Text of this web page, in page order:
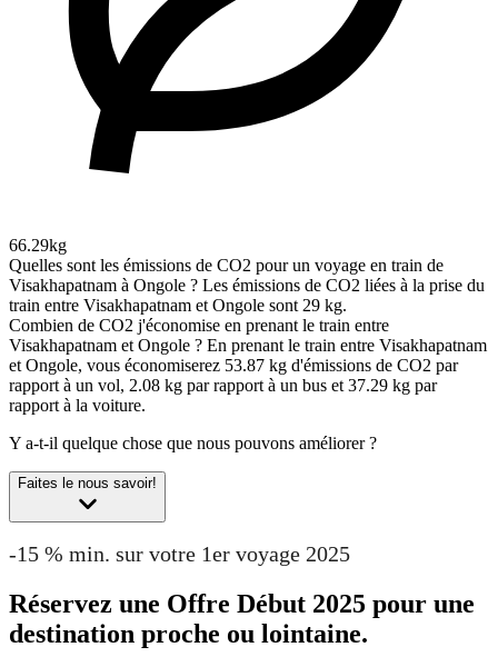
66.29kg
Quelles sont les émissions de CO2 pour un voyage en train de
Visakhapatnam à Ongole ? Les émissions de CO2 liées à la prise du
train entre Visakhapatnam et Ongole sont 29 kg.
Combien de CO2 j'économise en prenant le train entre
Visakhapatnam et Ongole ? En prenant le train entre Visakhapatnam
et Ongole, vous économiserez 53.87 kg d'émissions de CO2 par
rapport à un vol, 2.08 kg par rapport à un bus et 37.29 kg par
rapport à la voiture.
Y a-t-il quelque chose que nous pouvons améliorer ?
Faites le nous savoir!
-15 % min. sur votre 1er voyage 2025
Réservez une Offre Début 2025 pour une
destination proche ou lointaine.